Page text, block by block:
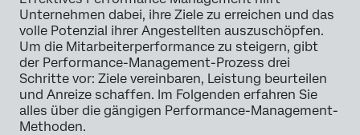
Unternehmen dabei, ihre Ziele zu erreichen und das
volle Potenzial ihrer Angestellten auszuschöpfen.
Um die Mitarbeiterperformance zu steigern, gibt
der Performance-Management-Prozess drei
Schritte vor: Ziele vereinbaren, Leistung beurteilen
und Anreize schaffen. Im Folgenden erfahren Sie
alles über die gängigen Performance-Management-
Methoden.